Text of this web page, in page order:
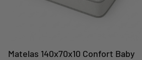
Matelas 140x70x10 Confort Baby